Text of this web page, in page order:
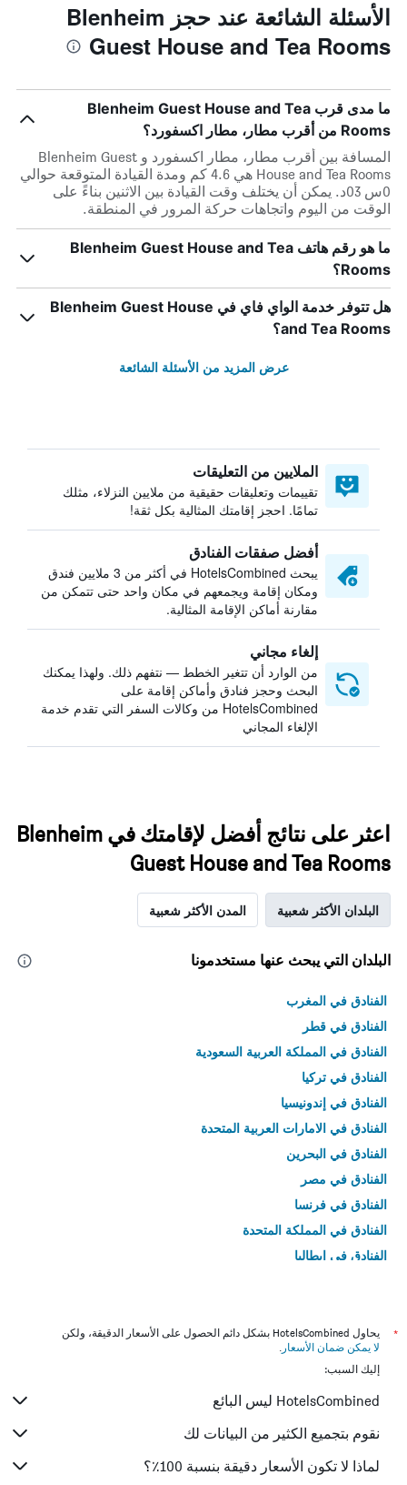
الأسئلة الشائعة عند حجز Blenheim
Guest House and Tea Rooms
ما مدى قرب Blenheim Guest House and Tea
Rooms من أقرب مطار، مطار اكسفورد؟
المسافة بين أقرب مطار، مطار اكسفورد و Blenheim Guest
House and Tea Rooms هي 4.6 كم ومدة القيادة المتوقعة حوالي
0س 03د. يمكن أن يختلف وقت القيادة بين الاثنين بناءً على
الوقت من اليوم واتجاهات حركة المرور في المنطقة.
ما هو رقم هاتف Blenheim Guest House and Tea
Rooms؟
هل تتوفر خدمة الواي فاي في Blenheim Guest House
and Tea Rooms؟
عرض المزيد من الأسئلة الشائعة
الملايين من التعليقات
تقييمات وتعليقات حقيقية من ملايين النزلاء، مثلك
تمامًا. احجز إقامتك المثالية بكل ثقة!
أفضل صفقات الفنادق
يبحث HotelsCombined في أكثر من 3 ملايين فندق
ومكان إقامة ويجمعهم في مكان واحد حتى تتمكن من
مقارنة أماكن الإقامة المثالية.
إلغاء مجاني
من الوارد أن تتغير الخطط — نتفهم ذلك. ولهذا يمكنك
البحث وحجز فنادق وأماكن إقامة على
HotelsCombined من وكالات السفر التي تقدم خدمة
الإلغاء المجاني
اعثر على نتائج أفضل لإقامتك في Blenheim
Guest House and Tea Rooms
البلدان الأكثر شعبية المدن الأكثر شعبية
البلدان التي يبحث عنها مستخدمونا
الفنادق في المغرب
الفنادق في قطر
الفنادق في المملكة العربية السعودية
الفنادق في تركيا
الفنادق في إندونيسيا
الفنادق في الامارات العربية المتحدة
الفنادق في البحرين
الفنادق في مصر
الفنادق في فرنسا
الفنادق في المملكة المتحدة
الفنادق في إيطاليا
*
يحاول HotelsCombined بشكل دائم الحصول على الأسعار الدقيقة، ولكن
لا يمكن ضمان الأسعار .
إليك السبب:
HotelsCombined ليس البائع
نقوم بتجميع الكثير من البيانات لك
لماذا لا تكون الأسعار دقيقة بنسبة 100٪؟